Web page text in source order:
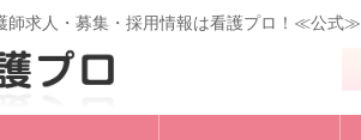
求人・募集・採用情報は看護プロ！≪公式≫